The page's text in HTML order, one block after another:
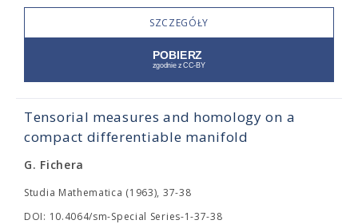
SZCZEGÓŁY
Tensorial measures and homology on a
compact differentiable manifold
G. Fichera
Studia Mathematica (1963), 37-38
DOI: 10.4064/sm-Special Series-1-37-38